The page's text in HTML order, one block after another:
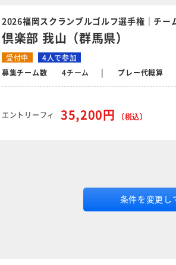
2026福岡スクランブルゴルフ選手権｜チー
倶楽部 我山（群馬県）
受付中 4人で参加
募集チーム数 4チーム プレー代概算
エントリーフィ 35,200円 （税込）
条件を変更し